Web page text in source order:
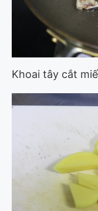
Khoai tây cắt